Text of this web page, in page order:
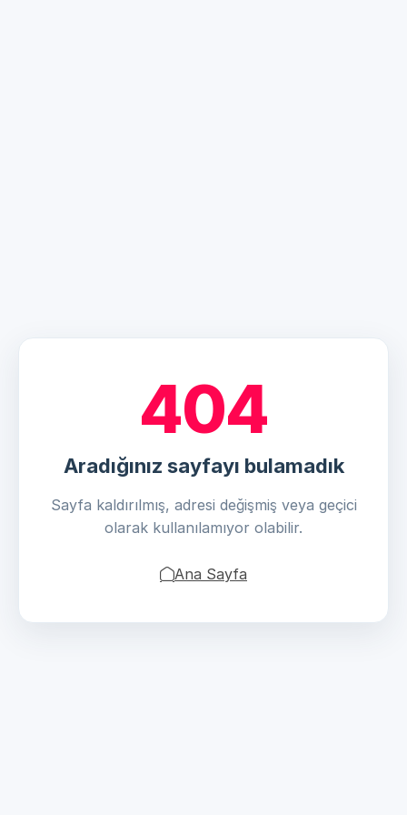
404
Aradığınız sayfayı bulamadık
Sayfa kaldırılmış, adresi değişmiş veya geçici
olarak kullanılamıyor olabilir.
Ana Sayfa